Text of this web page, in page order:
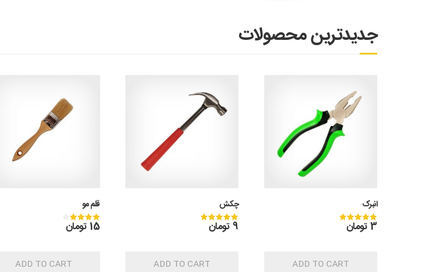
جدیدترین محصولات
انبرک
Rated
3تومان
ADD TO CART
چکش
Rated
9 تومان
ADD TO CART
قلم مو
Rated
15تومان
ADD TO CART